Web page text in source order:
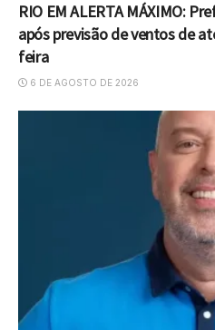
RIO EM ALERTA MÁXIMO:
após previsão de ventos de
feira
6 DE AGOSTO DE 2026